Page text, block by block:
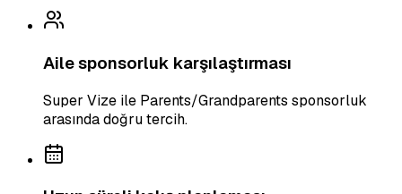
Aile sponsorluk karşılaştırması
Super Vize ile Parents/Grandparents sponsorluk
arasında doğru tercih.